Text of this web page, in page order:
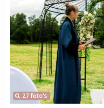
27 foto's